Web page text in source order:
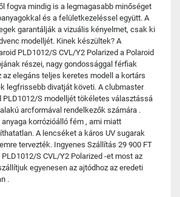
fogva mindig is a legmagasabb minőséget
és a felületkezeléssel együtt. A
garantálják a vizuális kényelmet, csak ki
modelljét. Kinek készültek? A
PLD1012/S CVL/Y2 Polarized a Polaroid
részei, nagy gondossággal férfiak
az elegáns teljes keretes modell a kortárs
legfrissebb divatját követi. A clubmaster
PLD1012/S modelljét tökéletes választássá
arcformával rendelkezők számára .
korrózióálló fém , ami miatt
A lencséket a káros UV sugarak
tervezték. Ingyenes Szállítás 29 900 FT
S CVL/Y2 Polarized -et most az
egyenesen az ajtódhoz az eredeti
.